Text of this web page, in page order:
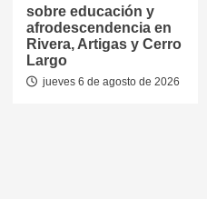
sobre educación y
afrodescendencia en
Rivera, Artigas y Cerro
Largo
jueves 6 de agosto de 2026